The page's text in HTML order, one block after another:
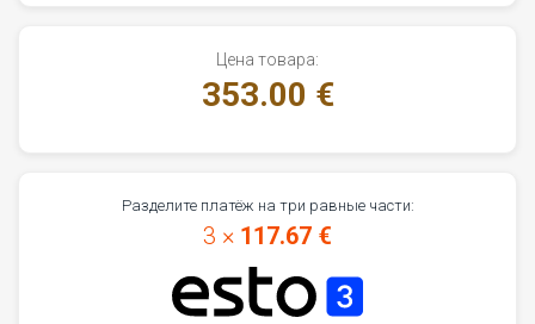
Цена товара:
353.00 €
Разделите платёж на три равные части:
3 × 117.67 €